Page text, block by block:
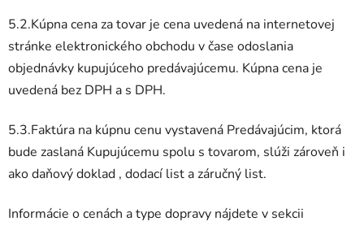
5.2.Kúpna cena za tovar je cena uvedená na internetovej
stránke elektronického obchodu v čase odoslania
objednávky kupujúceho predávajúcemu. Kúpna cena je
uvedená bez DPH a s DPH.
5.3.Faktúra na kúpnu cenu vystavená Predávajúcim, ktorá
bude zaslaná Kupujúcemu spolu s tovarom, slúži zároveň i
ako daňový doklad , dodací list a záručný list.
Informácie o cenách a type dopravy nájdete v sekcii